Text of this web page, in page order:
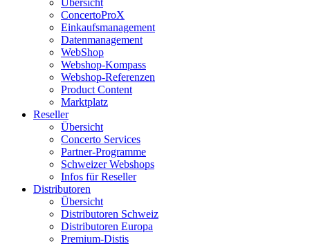
Übersicht
ConcertoProX
Einkaufsmanagement
Datenmanagement
WebShop
Webshop-Kompass
Webshop-Referenzen
Product Content
Marktplatz
Reseller
Übersicht
Concerto Services
Partner-Programme
Schweizer Webshops
Infos für Reseller
Distributoren
Übersicht
Distributoren Schweiz
Distributoren Europa
Premium-Distis